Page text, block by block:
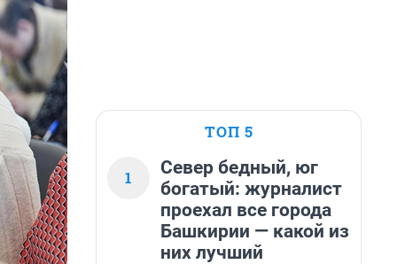
ТОП 5
1
Север бедный, юг
богатый: журналист
проехал все города
Башкирии — какой из
них лучший